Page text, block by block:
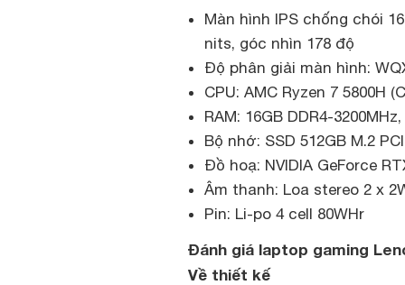
Màn hình IPS chống chói
nits, góc nhìn 178 độ
Độ phân giải màn hình:
CPU: AMC Ryzen 7 5800H
RAM: 16GB DDR4-
Bộ nhớ: SSD 512GB M.2
Đồ hoạ: NVIDIA GeForce
Âm thanh: Loa stereo 2 x
Pin: Li-po 4 cell 80WHr
Đánh giá laptop gaming
Về thiết kế